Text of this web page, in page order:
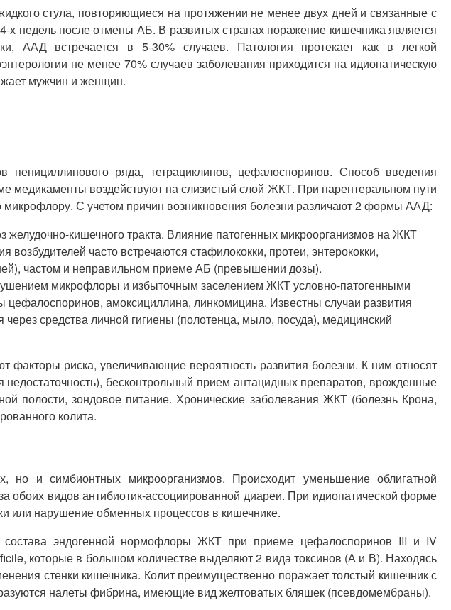
стула, повторяющиеся на протяжении не менее двух дней и связанные с
недель после отмены АБ. В развитых странах поражение кишечника является
ААД встречается в 5-30% случаев. Патология протекает как в легкой
не менее 70% случаев заболевания приходится на идиопатическую
мужчин и женщин.
пенициллинового ряда, тетрациклинов, цефалоспоринов. Способ введения
медикаменты воздействуют на слизистый слой ЖКТ. При парентеральном пути
С учетом причин возникновения болезни различают 2 формы ААД:
желудочно-кишечного тракта. Влияние патогенных микроорганизмов на ЖКТ
часто встречаются стафилококки, протеи, энтерококки,
частом и неправильном приеме АБ (превышении дозы).
микрофлоры и избыточным заселением ЖКТ условно-патогенными
цефалоспоринов, амоксициллина, линкомицина. Известны случаи развития
средства личной гигиены (полотенца, мыло, посуда), медицинский
факторы риска, увеличивающие вероятность развития болезни. К ним относят
бесконтрольный прием антацидных препаратов, врожденные
полости, зондовое питание. Хронические заболевания ЖКТ (болезнь Крона,
колита.
и симбионтных микроорганизмов. Происходит уменьшение облигатной
обоих видов антибиотик-ассоциированной диареи. При идиопатической форме
или нарушение обменных процессов в кишечнике.
состава эндогенной нормофлоры ЖКТ при приеме цефалоспоринов III и IV
которые в большом количестве выделяют 2 вида токсинов (А и В). Находясь
стенки кишечника. Колит преимущественно поражает толстый кишечник с
налеты фибрина, имеющие вид желтоватых бляшек (псевдомембраны).